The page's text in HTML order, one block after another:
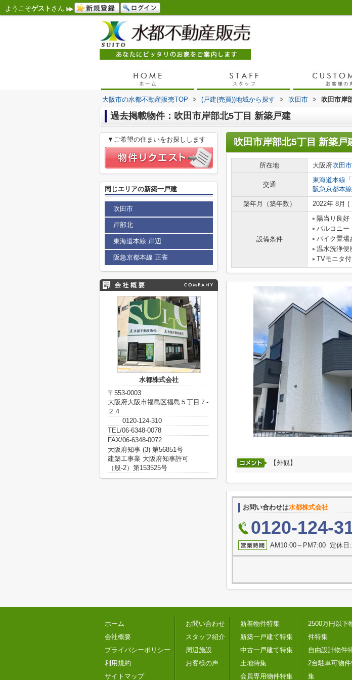
ようこそゲスト さん
大阪市の水都不動産販売TOP > (戸建(売買))地域から探す > 吹田市 > 吹田市岸
過去掲載物件：吹田市岸部北5丁目 新築戸建
吹田市岸部北5丁目 新築戸
所在地 大阪府吹田市
交通
東海道本線 「
阪急京都本線
築年月（築年数）
2022年 8月 (
設備条件
陽当り良好
バルコニー
バイク置場
温水洗浄便
TVモニタ
【外観】
お問い合わせは水都株式会社
0120-124-
AM10:00～PM7:00 定休日:
▼ご希望の住まいをお探しします
同じエリアの新築一戸建
吹田市
岸部北
東海道本線 岸辺
阪急京都本線 正雀
水都株式会社
〒553-0003
大阪府大阪市福島区福島５丁目７-
２４
0120-124-310
TEL/06-6348-0078
FAX/06-6348-0072
大阪府知事 (3) 第56851号
建築工事業 大阪府知事許可
（般-2）第153525号
ホーム
会社概要
プライバシーポリシー
利用規約
サイトマップ
お問い合わせ
スタッフ紹介
周辺施設
お客様の声
新着物件特集
新築一戸建て特集
中古一戸建て特集
土地特集
会員専用物件特集
2500万円以下
件特集
自由設計物件
2台駐車可物
集